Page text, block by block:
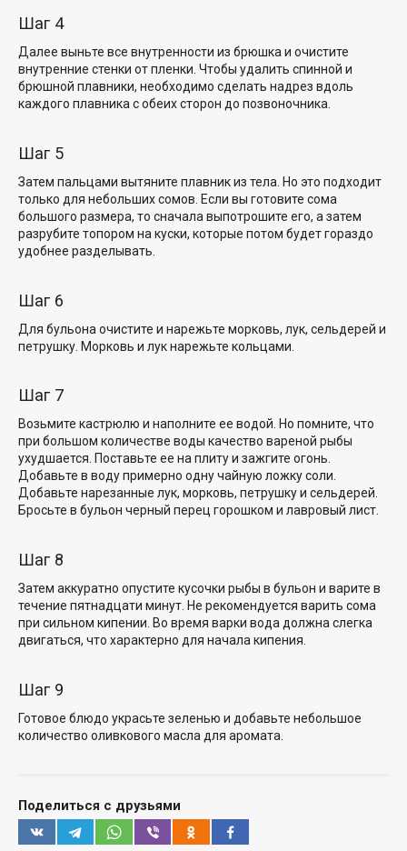
Шаг 4
Далее выньте все внутренности из брюшка и очистите
внутренние стенки от пленки. Чтобы удалить спинной и
брюшной плавники, необходимо сделать надрез вдоль
каждого плавника с обеих сторон до позвоночника.
Шаг 5
Затем пальцами вытяните плавник из тела. Но это подходит
только для небольших сомов. Если вы готовите сома
большого размера, то сначала выпотрошите его, а затем
разрубите топором на куски, которые потом будет гораздо
удобнее разделывать.
Шаг 6
Для бульона очистите и нарежьте морковь, лук, сельдерей и
петрушку. Морковь и лук нарежьте кольцами.
Шаг 7
Возьмите кастрюлю и наполните ее водой. Но помните, что
при большом количестве воды качество вареной рыбы
ухудшается. Поставьте ее на плиту и зажгите огонь.
Добавьте в воду примерно одну чайную ложку соли.
Добавьте нарезанные лук, морковь, петрушку и сельдерей.
Бросьте в бульон черный перец горошком и лавровый лист.
Шаг 8
Затем аккуратно опустите кусочки рыбы в бульон и варите в
течение пятнадцати минут. Не рекомендуется варить сома
при сильном кипении. Во время варки вода должна слегка
двигаться, что характерно для начала кипения.
Шаг 9
Готовое блюдо украсьте зеленью и добавьте небольшое
количество оливкового масла для аромата.
Поделиться с друзьями